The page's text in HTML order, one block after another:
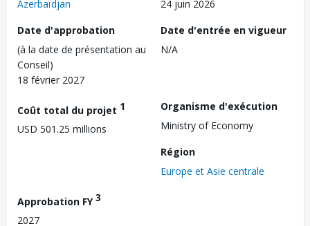
Azerbaïdjan
24 juin 2026
Date d'approbation
(à la date de présentation au
Conseil)
18 février 2027
Date d'entrée en vigueur
N/A
Coût total du projet 1
USD 501.25 millions
Organisme d'exécution
Ministry of Economy
Région
Europe et Asie centrale
Approbation FY3
2027